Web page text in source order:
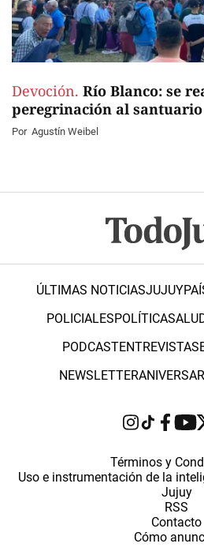
Devoción. Río Blanco: se
peregrinación al santuario
Por Agustín Weibel
ÚLTIMAS NOTICIASJUJUY
POLICIALESPOLÍTICA
PODCASTENTREVISTAS
NEWSLETTER
Términos y
Uso e instrumentación de la
Jujuy
RSS
Contacto
Cómo